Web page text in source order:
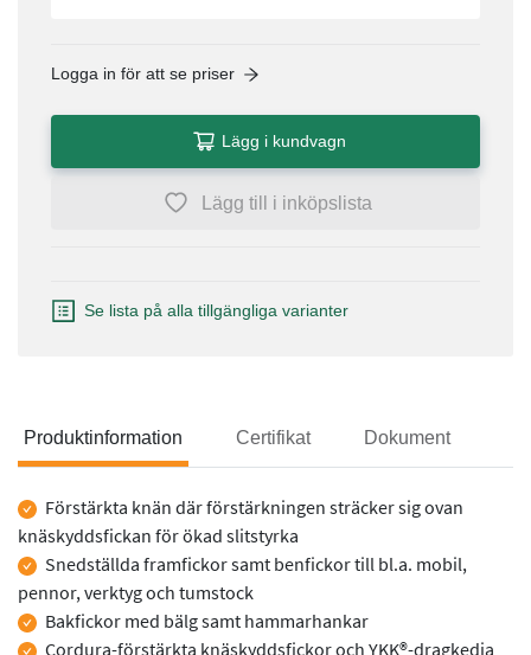
Logga in för att se priser
Lägg i kundvagn
Lägg till i inköpslista
Se lista på alla tillgängliga varianter
Produktinformation Certifikat Dokument
Produktinformation
Förstärkta knän där förstärkningen sträcker sig ovan
knäskyddsfickan för ökad slitstyrka
Snedställda framfickor samt benfickor till bl.a. mobil,
pennor, verktyg och tumstock
Bakfickor med bälg samt hammarhankar
Cordura-förstärkta knäskyddsfickor och YKK®-dragkedja